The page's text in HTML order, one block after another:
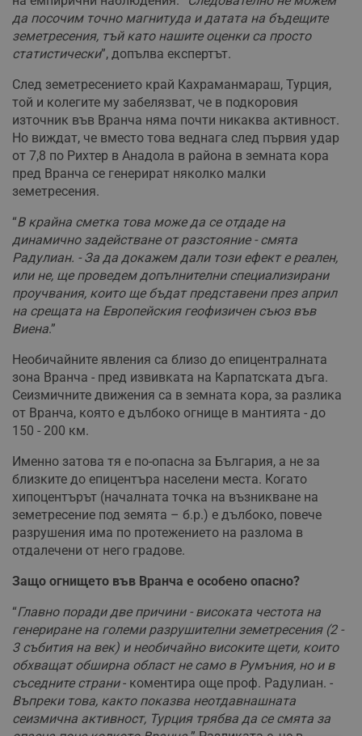
да посочим точно магнитуда и датата на бъдещите
земетресения, тъй като нашите оценки са просто
статистически”, допълва експертът.
След земетресението край Кахраманмараш, Турция,
той и колегите му забелязват, че в подкоровия
източник във Вранча няма почти никаква активност.
Но виждат, че вместо това веднага след първия удар
от 7,8 по Рихтер в Анадола в района в земната кора
пред Вранча се генерират няколко малки
земетресения.
“В крайна сметка това може да се отдаде на
динамично задействане от разстояние - смята
Радулиан. - За да докажем дали този ефект е реален,
или не, ще проведем допълнителни специализирани
проучвания, които ще бъдат представени през април
на срещата на Европейския геофизичен съюз във
Виена.”
Необичайните явления са близо до епицентралната
зона Вранча - пред извивката на Карпатската дъга.
Сеизмичните движения са в земната кора, за разлика
от Вранча, която е дълбоко огнище в мантията - до
150 - 200 км.
Именно затова тя е по-опасна за България, а не за
близките до епицентъра населени места. Когато
хипоцентърът (началната точка на възникване на
земетресение под земята – б.р.) е дълбоко, повече
разрушения има по протежението на разлома в
отдалечени от него градове.
Защо огнището във Вранча е особено опасно?
“Главно поради две причини - високата честота на
генериране на големи разрушителни земетресения (2 -
3 събития на век) и необичайно високите щети, които
обхващат обширна област не само в Румъния, но и в
съседните страни- коментира още проф. Радулиан. -
Въпреки това, както показва неотдавнашната
сеизмична активност, Турция трябва да се смята за